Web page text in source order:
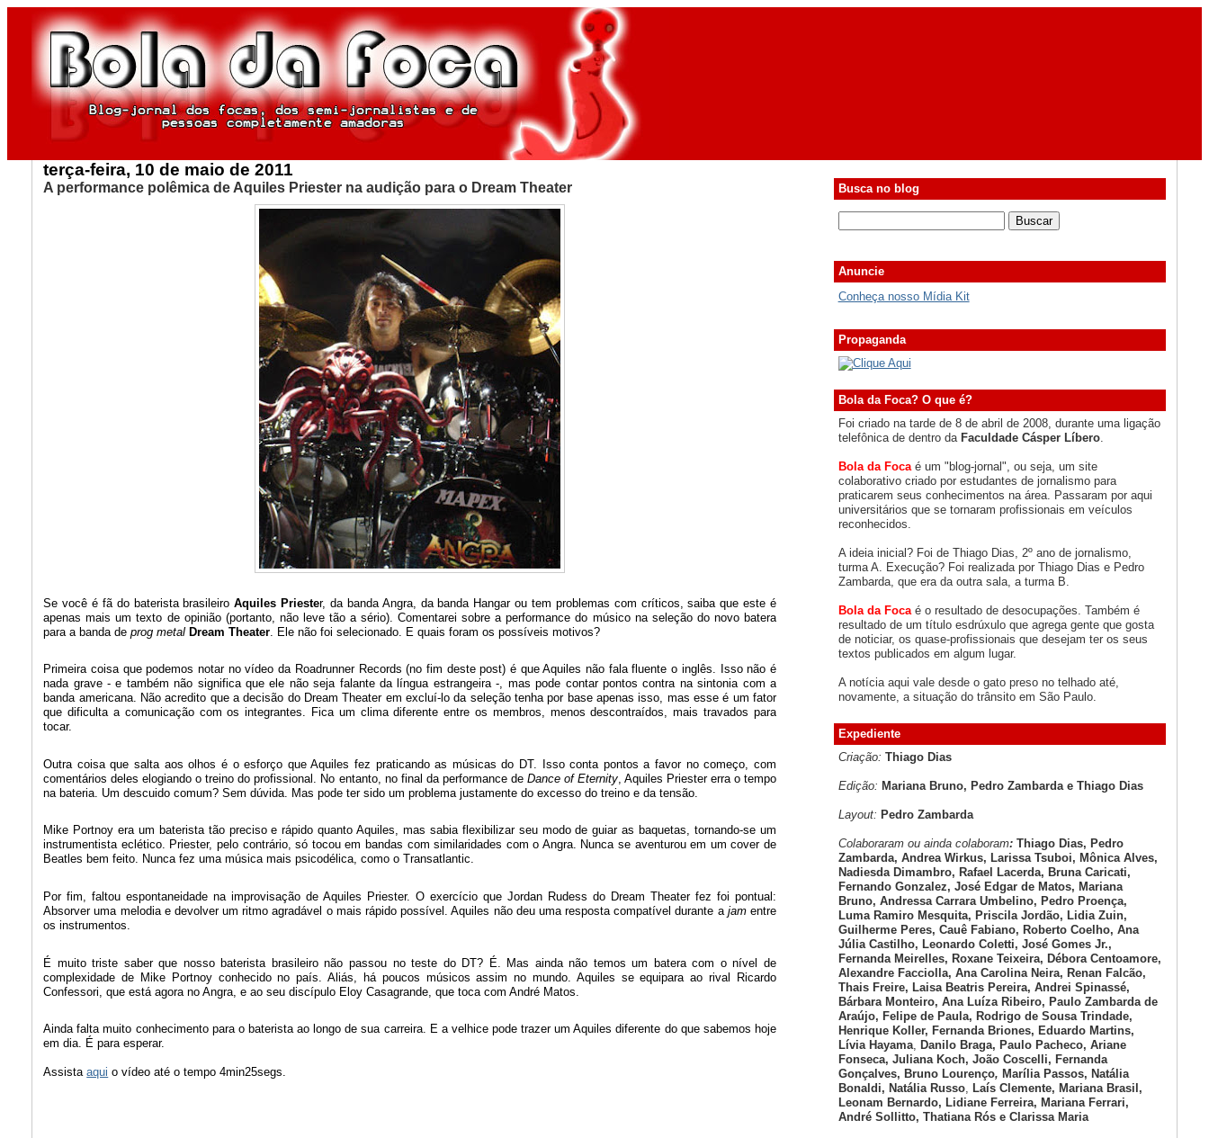
terça-feira, 10 de maio de 2011
A performance polêmica de Aquiles Priester na audição para o Dream Theater
Se você é fã do baterista brasileiroAquiles Priester, da banda Angra, da banda Hangar ou tem problemas com críticos, saiba que este é
apenas mais um texto de opinião (portanto, não leve tão a sério). Comentarei sobre a performance do músico na seleção do novo batera
para a banda deprog metal Dream Theater . Ele não foi selecionado. E quais foram os possíveis motivos?
Primeira coisa que podemos notar no vídeo da Roadrunner Records (no fim deste post) é que Aquiles não fala fluente o inglês. Isso não é
nada grave - e também não significa que ele não seja falante da língua estrangeira -, mas pode contar pontos contra na sintonia com a
banda americana. Não acredito que a decisão do Dream Theater em excluí-lo da seleção tenha por base apenas isso, mas esse é um fator
que dificulta a comunicação com os integrantes. Fica um clima diferente entre os membros, menos descontraídos, mais travados para
tocar.
Outra coisa que salta aos olhos é o esforço que Aquiles fez praticando as músicas do DT. Isso conta pontos a favor no começo, com
comentários deles elogiando o treino do profissional. No entanto, no final da performance de Dance of Eternity, Aquiles Priester erra o tempo
na bateria. Um descuido comum? Sem dúvida. Mas pode ter sido um problema justamente do excesso do treino e da tensão.
Mike Portnoy era um baterista tão preciso e rápido quanto Aquiles, mas sabia flexibilizar seu modo de guiar as baquetas, tornando-se um
instrumentista eclético. Priester, pelo contrário, só tocou em bandas com similaridades com o Angra. Nunca se aventurou em um cover de
Beatles bem feito. Nunca fez uma música mais psicodélica, como o Transatlantic.
Por fim, faltou espontaneidade na improvisação de Aquiles Priester. O exercício que Jordan Rudess do Dream Theater fez foi pontual:
Absorver uma melodia e devolver um ritmo agradável o mais rápido possível. Aquiles não deu uma resposta compatível durante a jamentre
os instrumentos.
É muito triste saber que nosso baterista brasileiro não passou no teste do DT? É. Mas ainda não temos um batera com o nível de
complexidade de Mike Portnoy conhecido no país. Aliás, há poucos músicos assim no mundo. Aquiles se equipara ao rival Ricardo
Confessori, que está agora no Angra, e ao seu discípulo Eloy Casagrande, que toca com André Matos.
Ainda falta muito conhecimento para o baterista ao longo de sua carreira. E a velhice pode trazer um Aquiles diferente do que sabemos hoje
em dia. É para esperar.
Assistaaqui o vídeo até o tempo 4min25segs.
Busca no blog
Anuncie
Conheça nosso Mídia Kit
Propaganda
Bola da Foca? O que é?
Foi criado na tarde de 8 de abril de 2008, durante uma ligação
telefônica de dentro da Faculdade Cásper Líbero.
Bola da Foca é um "blog-jornal", ou seja, um site
colaborativo criado por estudantes de jornalismo para
praticarem seus conhecimentos na área. Passaram por aqui
universitários que se tornaram profissionais em veículos
reconhecidos.
A ideia inicial? Foi de Thiago Dias, 2º ano de jornalismo,
turma A. Execução? Foi realizada por Thiago Dias e Pedro
Zambarda, que era da outra sala, a turma B.
Bola da Focaé o resultado de desocupações. Também é
resultado de um título esdrúxulo que agrega gente que gosta
de noticiar, os quase-profissionais que desejam ter os seus
textos publicados em algum lugar.
A notícia aqui vale desde o gato preso no telhado até,
novamente, a situação do trânsito em São Paulo.
Expediente
Criação: Thiago Dias
Edição: Mariana Bruno, Pedro Zambarda e Thiago Dias
Layout: Pedro Zambarda
Colaboraram ou ainda colaboram: Thiago Dias, Pedro
Zambarda, Andrea Wirkus, Larissa Tsuboi, Mônica Alves,
Nadiesda Dimambro, Rafael Lacerda, Bruna Caricati,
Fernando Gonzalez, José Edgar de Matos, Mariana
Bruno, Andressa Carrara Umbelino, Pedro Proença,
Luma Ramiro Mesquita, Priscila Jordão, Lidia Zuin,
Guilherme Peres, Cauê Fabiano, Roberto Coelho, Ana
Júlia Castilho, Leonardo Coletti, José Gomes Jr.,
Fernanda Meirelles, Roxane Teixeira, Débora Centoamore,
Alexandre Facciolla, Ana Carolina Neira, Renan Falcão,
Thais Freire, Laisa Beatris Pereira, Andrei Spinassé,
Bárbara Monteiro, Ana Luíza Ribeiro, Paulo Zambarda de
Araújo, Felipe de Paula, Rodrigo de Sousa Trindade,
Henrique Koller, Fernanda Briones, Eduardo Martins,
Lívia Hayama, Danilo Braga, Paulo Pacheco, Ariane
Fonseca, Juliana Koch, João Coscelli, Fernanda
Gonçalves, Bruno Lourenço, Marília Passos, Natália
Bonaldi, Natália Russo, Laís Clemente, Mariana Brasil,
Leonam Bernardo, Lidiane Ferreira, Mariana Ferrari,
André Sollitto, Thatiana Rós e Clarissa Maria